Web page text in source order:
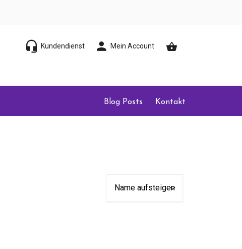
Kundendienst Mein Account
Blog Posts Kontakt